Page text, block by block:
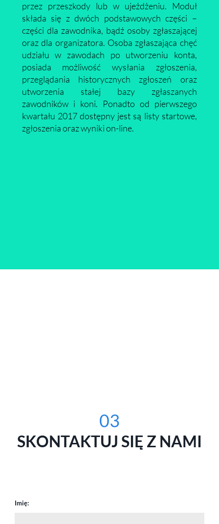
przez przeszkody lub w ujeżdżeniu. Moduł
składa się z dwóch podstawowych części –
części dla zawodnika, bądź osoby zgłaszającej
oraz dla organizatora. Osoba zgłaszająca chęć
udziału w zawodach po utworzeniu konta,
posiada możliwość wysłania zgłoszenia,
przeglądania historycznych zgłoszeń oraz
utworzenia stałej bazy zgłaszanych
zawodników i koni. Ponadto od pierwszego
kwartału 2017 dostępny jest są listy startowe,
zgłoszenia oraz wyniki on-line.
03
SKONTAKTUJ SIĘ Z NAMI
Imię: